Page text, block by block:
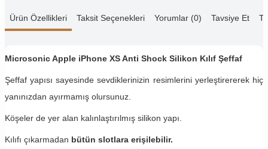
Ürün Özellikleri Taksit Seçenekleri Yorumlar (0) Tavsiye Et
Microsonic Apple iPhone XS Anti Shock Silikon Kılıf Şeffaf
Şeffaf yapısı sayesinde sevdiklerinizin resimlerini yerleştirererek hiç
yanınızdan ayırmamış olursunuz.
Köşeler de yer alan kalınlaştırılmış silikon yapı.
Kılıfı çıkarmadan bütün slotlara erişilebilir.